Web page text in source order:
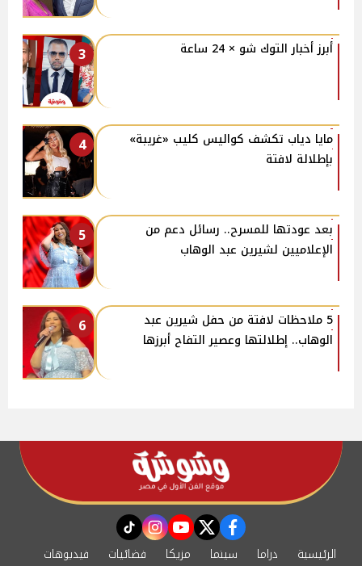
3 أبرز أخبار التوك شو × 24 ساعة
4
مايا دياب تكشف كواليس كليب «غريبة»
بإطلالة لافتة
5
بعد عودتها للمسرح.. رسائل دعم من
الإعلاميين لشيرين عبد الوهاب
6
5 ملاحظات لافتة من حفل شيرين عبد
الوهاب.. إطلالتها وعصير التفاح أبرزها
facebook
twitter
youtube
instagram
tiktok
الرئيسية دراما سينما مزيكا فضائيات فيديوهات